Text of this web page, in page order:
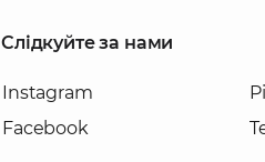
Слідкуйте за нами
Instagram
Facebook